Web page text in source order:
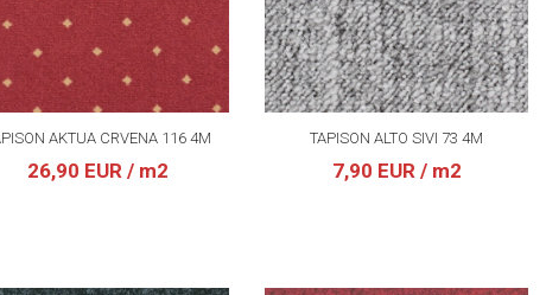
AKTUA CRVENA 116 4M
26,90 EUR / m2
TAPISON ALTO SIVI 73 4M
7,90 EUR / m2